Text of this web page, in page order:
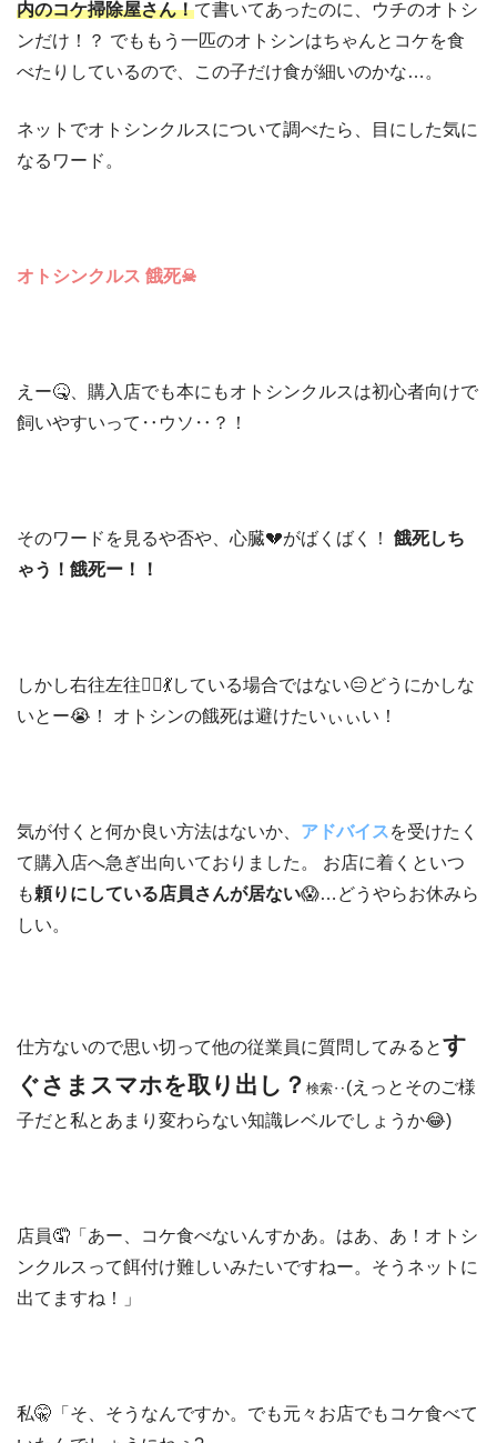
内のコケ掃除屋さん！て書いてあったのに、ウチのオトシ
ンだけ！？ でももう一匹のオトシンはちゃんとコケを食
べたりしているので、この子だけ食が細いのかな…。
ネットでオトシンクルスについて調べたら、目にした気に
なるワード。
オトシンクルス 餓死☠
えー🤒、購入店でも本にもオトシンクルスは初心者向けで
飼いやすいって‥ウソ‥？！
そのワードを見るや否や、心臓💔がばくばく！ 餓死しち
ゃう！餓死ー！！
しかし右往左往🚶‍♀️💃している場合ではない😑どうにかしな
いとー😭！ オトシンの餓死は避けたいぃぃい！
気が付くと何か良い方法はないか、 アドバイス を受けたく
て購入店へ急ぎ出向いておりました。 お店に着くといつ
も頼りにしている店員さんが居ない😱…どうやらお休みら
しい。
仕方ないので思い切って他の従業員に質問してみるとす
ぐさまスマホを取り出し？ 検索‥ (えっとそのご様
子だと私とあまり変わらない知識レベルでしょうか😂)
店員🤦「あー、コケ食べないんすかあ。はあ、あ！オトシ
ンクルスって餌付け難しいみたいですねー。そうネットに
出てますね！」
私🤫「そ、そうなんですか。でも元々お店でもコケ食べて